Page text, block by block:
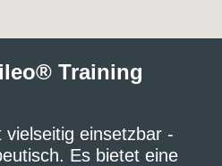
Training
einsetzbar -
Es bietet eine